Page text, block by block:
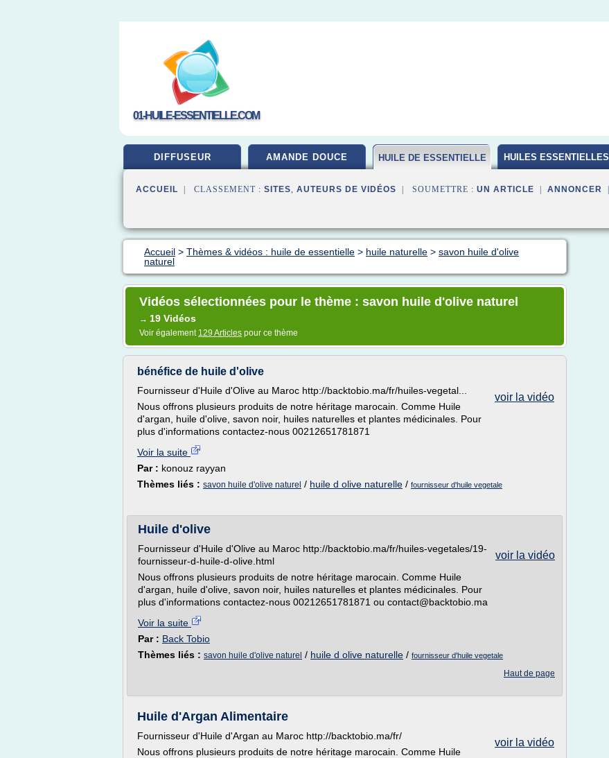
01-HUILE-ESSENTIELLE.COM
DIFFUSEUR AMANDE DOUCE HUILE DE ESSENTIELLE HUILES ESSENTIELLES
ACCUEIL | CLASSEMENT : SITES, AUTEURS DE VIDÉOS | SOUMETTRE : UN ARTICLE ANNONCER
Accueil > Thèmes & vidéos : huile de essentielle > huile naturelle > savon huile d'olive
naturel
Vidéos sélectionnées pour le thème : savon huile d'olive naturel
→ 19 Vidéos
Voir également 129 Articles pour ce thème
bénéfice de huile d'olive
voir la vidéo
Fournisseur d'Huile d'Olive au Maroc http://backtobio.ma/fr/huiles-vegetal...
Nous offrons plusieurs produits de notre héritage marocain. Comme Huile
d'argan, huile d'olive, savon noir, huiles naturelles et plantes médicinales. Pour
plus d'informations contactez-nous 00212651781871
Voir la suite
Par : konouz rayyan
Thèmes liés : savon huile d'olive naturel / huile d olive naturelle / fournisseur d'huile vegetale
Huile d'olive
voir la vidéo
Fournisseur d'Huile d'Olive au Maroc http://backtobio.ma/fr/huiles-vegetales/19-
fournisseur-d-huile-d-olive.html
Nous offrons plusieurs produits de notre héritage marocain. Comme Huile
d'argan, huile d'olive, savon noir, huiles naturelles et plantes médicinales. Pour
plus d'informations contactez-nous 00212651781871 ou contact@backtobio.ma
Voir la suite
Par : Back Tobio
Thèmes liés : savon huile d'olive naturel / huile d olive naturelle / fournisseur d'huile vegetale
Haut de page
Huile d'Argan Alimentaire
voir la vidéo
Fournisseur d'Huile d'Argan au Maroc http://backtobio.ma/fr/
Nous offrons plusieurs produits de notre héritage marocain. Comme Huile